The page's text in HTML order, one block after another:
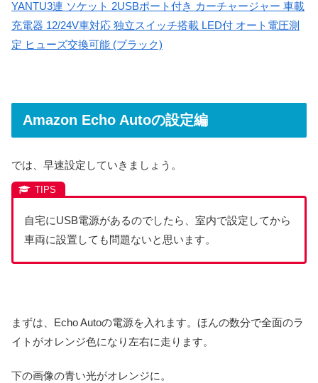
YANTU3連 ソケット 2USBポート付き カーチャージャー 車載
充電器 12/24V車対応 独立スイッチ搭載 LED付 オート電圧測
定 ヒューズ交換可能 (ブラック)
Amazon Echo Autoの設定編
では、早速設定していきましょう。
自宅にUSB電源があるのでしたら、室内で設定してから
車両に設置しても問題ないと思います。
まずは、Echo Autoの電源を入れます。ほんの数分で全面のラ
イトがオレンジ色になり左右に走ります。
下の画像の青い光がオレンジに。